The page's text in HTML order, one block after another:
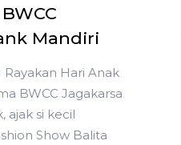
Mandiri
Rayakan Hari Anak
BWCC Jagakarsa
ajak si kecil
Show Balita